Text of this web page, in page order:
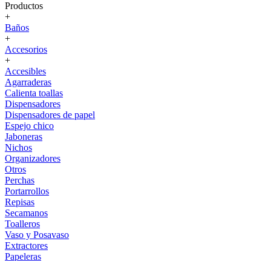
Productos
+
Baños
+
Accesorios
+
Accesibles
Agarraderas
Calienta toallas
Dispensadores
Dispensadores de papel
Espejo chico
Jaboneras
Nichos
Organizadores
Otros
Perchas
Portarrollos
Repisas
Secamanos
Toalleros
Vaso y Posavaso
Extractores
Papeleras